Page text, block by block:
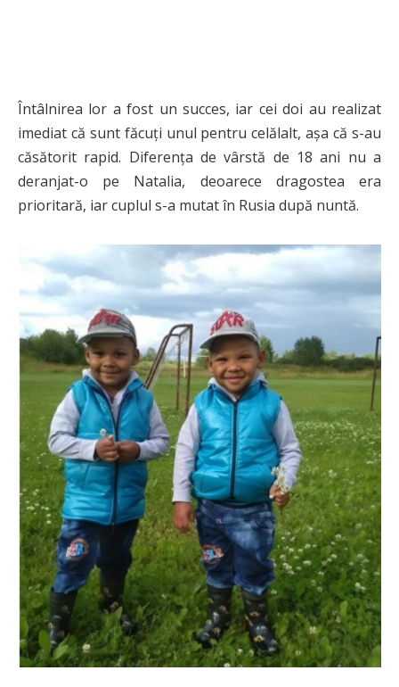
Întâlnirea lor a fost un succes, iar cei doi au realizat
imediat că sunt făcuți unul pentru celălalt, așa că s-au
căsătorit rapid. Diferența de vârstă de 18 ani nu a
deranjat-o pe Natalia, deoarece dragostea era
prioritară, iar cuplul s-a mutat în Rusia după nuntă.